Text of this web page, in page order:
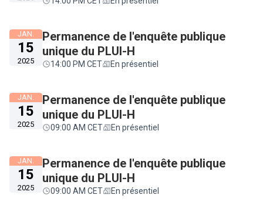
JAN.
15
2025
Permanence de l'enquête publique
unique du PLUI-H
14:00 PM CET En présentiel
JAN.
15
2025
Permanence de l'enquête publique
unique du PLUI-H
09:00 AM CET En présentiel
JAN.
15
2025
Permanence de l'enquête publique
unique du PLUI-H
09:00 AM CET En présentiel